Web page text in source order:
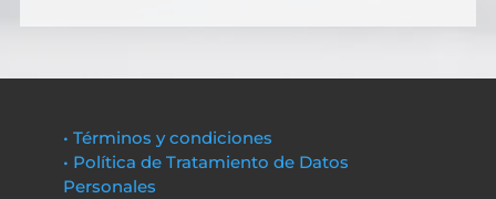
• Términos y condiciones
• Política de Tratamiento de Datos
Personales